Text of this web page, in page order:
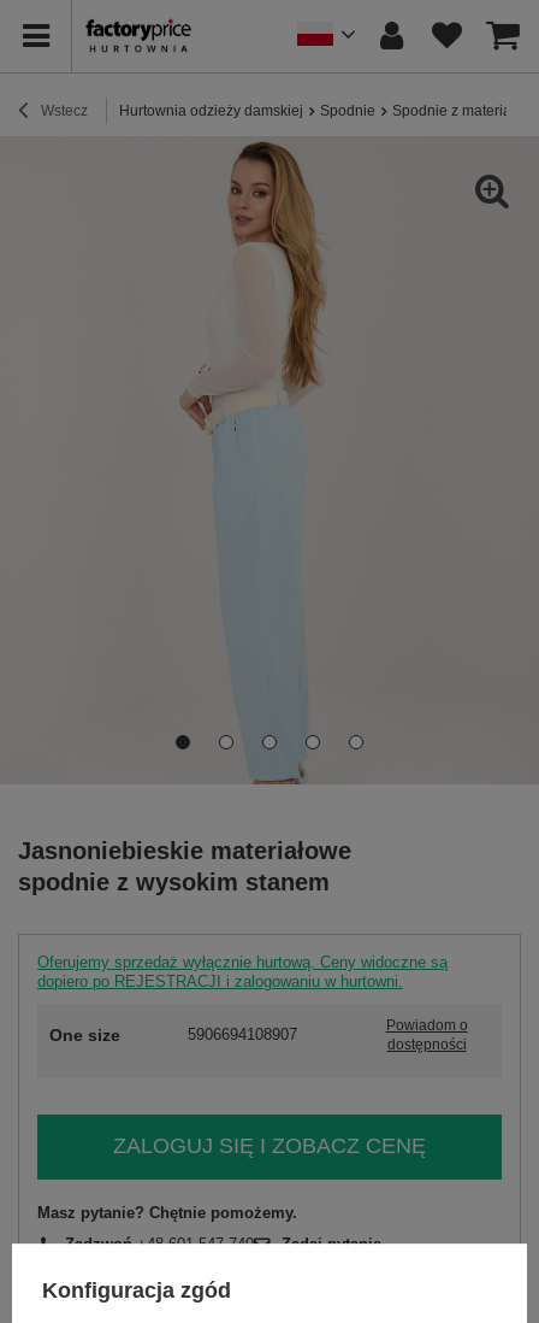
Wstecz Hurtownia odzieży damskiej Spodnie Spodnie z materiału
Jasnoniebieskie materiałowe
spodnie z wysokim stanem
Oferujemy sprzedaż wyłącznie hurtową. Ceny widoczne są
dopiero po REJESTRACJI i zalogowaniu w hurtowni.
One size 5906694108907
Powiadom o
dostępności
ZALOGUJ SIĘ I ZOBACZ CENĘ
Masz pytanie? Chętnie pomożemy.
Zadzwoń+48 601 547 740 Zadaj pytanie
skład materiału : 77% wiskoza, 20% poliester, 3%
Konfiguracja zgód